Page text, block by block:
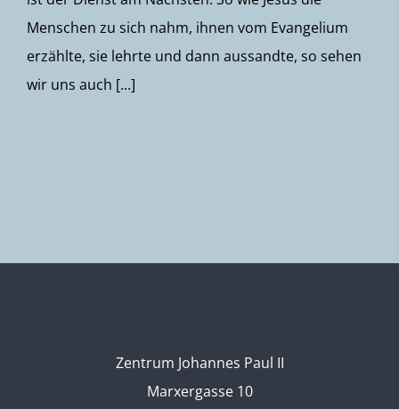
Menschen zu sich nahm, ihnen vom Evangelium
erzählte, sie lehrte und dann aussandte, so sehen
wir uns auch [...]
Zentrum Johannes Paul II
Marxergasse 10